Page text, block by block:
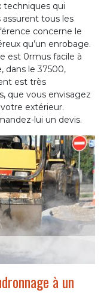
techniques qui
tous les
concerne le
qu’un enrobage.
est 0rmus facile à
dans le 37500,
est très
que vous envisagez
extérieur.
lui un devis.
à un